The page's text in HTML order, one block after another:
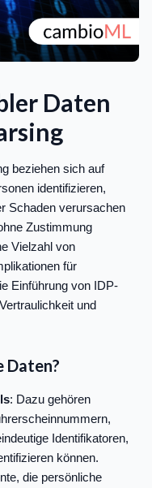
Daten
beziehen sich auf
identifizieren,
Schaden verursachen
Zustimmung
Vielzahl von
für
Einführung von IDP-
und
Daten?
: Dazu gehören
Identifikatoren,
können.
die persönliche